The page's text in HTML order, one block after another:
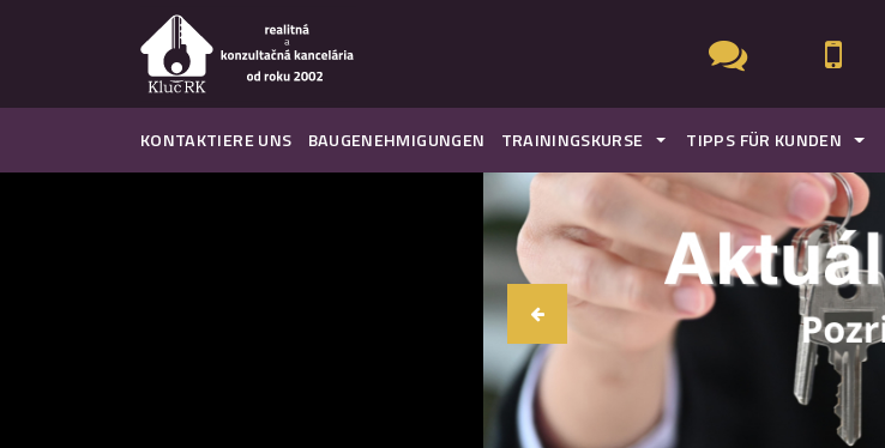
KONTAKTIERE UNS BAUGENEHMIGUNGEN TRAININGSKURSE TIPPS FÜR KUNDEN